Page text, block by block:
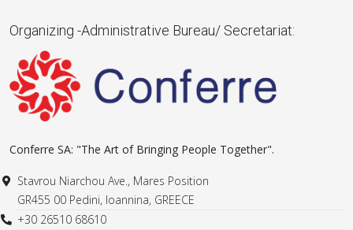
Organizing -Administrative Bureau/ Secretariat:
Conferre SA: "The Art of Bringing People Together".
Stavrou Niarchou Ave., Mares Position
GR455 00 Pedini, Ioannina, GREECE
+30 26510 68610